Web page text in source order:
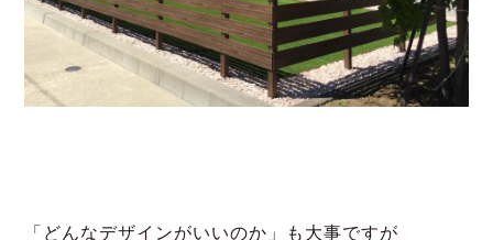
「どんなデザインがいいのか」も大事ですが